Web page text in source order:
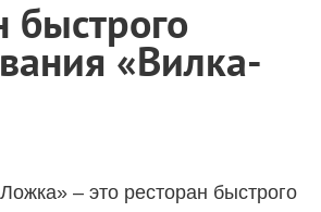
быстрого
«Вилка-
– это ресторан быстрого